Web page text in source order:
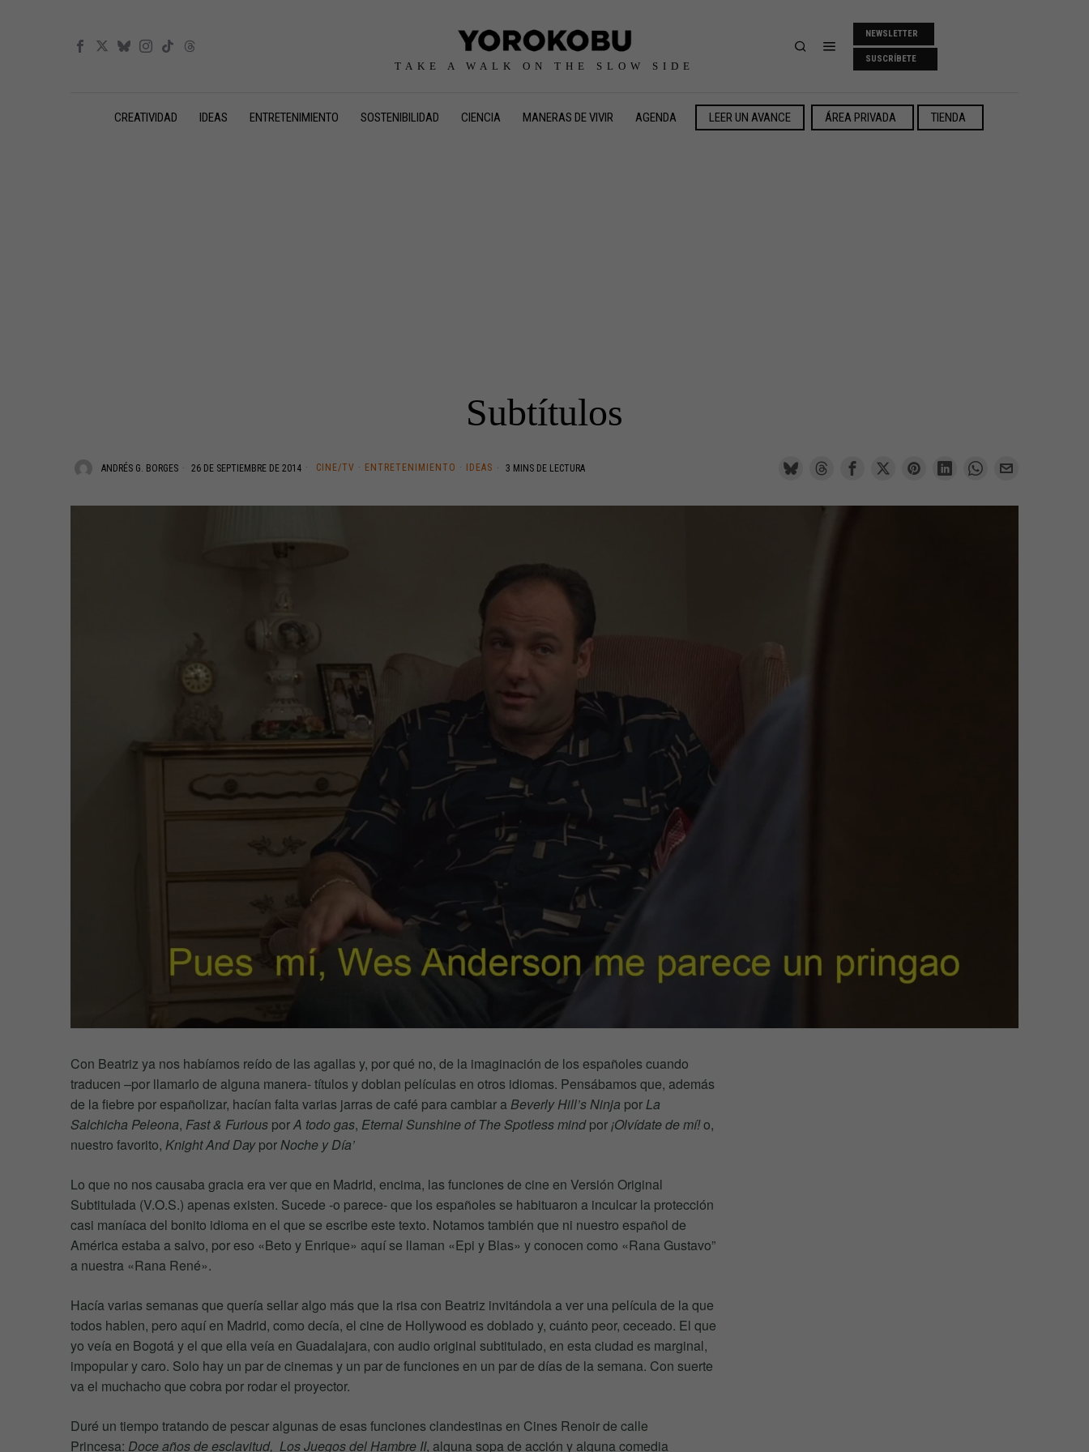
TAKE A WALK ON THE SLOW SIDE
NEWSLETTER
SUSCRÍBETE
CREATIVIDAD IDEAS ENTRETENIMIENTO SOSTENIBILIDAD CIENCIA MANERAS DE VIVIR AGENDA LEER UN AVANCE ÁREA PRIVADA TIENDA
Subtítulos
ANDRÉS G. BORGES 26 DE SEPTIEMBRE DE 2014 CINE/TV · ENTRETENIMIENTO · IDEAS 3 MINS DE LECTURA
Con Beatriz ya nos habíamos reído de las agallas y, por qué no, de la imaginación de los españoles cuando
traducen –por llamarlo de alguna manera- títulos y doblan películas en otros idiomas. Pensábamos que, además
de la fiebre por españolizar, hacían falta varias jarras de café para cambiar aBeverly Hill’s Ninja porLa
Salchicha Peleona, Fast & Furious porA todo gas, Eternal Sunshine of The Spotless mindpor¡Olvídate de mí!o,
nuestro favorito, Knight And DayporNoche y Día’
Lo que no nos causaba gracia era ver que en Madrid, encima, las funciones de cine en Versión Original
Subtitulada (V.O.S.) apenas existen. Sucede -o parece- que los españoles se habituaron a inculcar la protección
casi maníaca del bonito idioma en el que se escribe este texto. Notamos también que ni nuestro español de
América estaba a salvo, por eso «Beto y Enrique» aquí se llaman «Epi y Blas» y conocen como «Rana Gustavo”
a nuestra «Rana René».
Hacía varias semanas que quería sellar algo más que la risa con Beatriz invitándola a ver una película de la que
todos hablen, pero aquí en Madrid, como decía, el cine de Hollywood es doblado y, cuánto peor, ceceado. El que
yo veía en Bogotá y el que ella veía en Guadalajara, con audio original subtitulado, en esta ciudad es marginal,
impopular y caro. Solo hay un par de cinemas y un par de funciones en un par de días de la semana. Con suerte
va el muchacho que cobra por rodar el proyector.
Duré un tiempo tratando de pescar algunas de esas funciones clandestinas en Cines Renoir de calle
Princesa: Doce años de esclavitud, Los Juegos del Hambre II, alguna sopa de acción y alguna comedia